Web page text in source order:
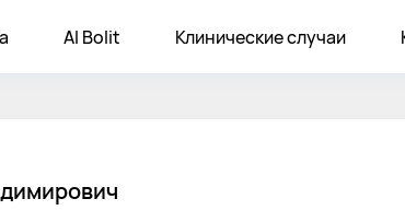
AI Bolit Клинические случаи